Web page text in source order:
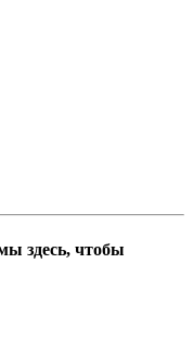
здесь, чтобы